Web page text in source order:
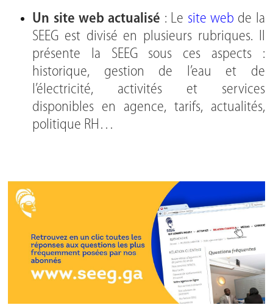
Un site web actualisé : Le site web de la
SEEG est divisé en plusieurs rubriques. Il
présente la SEEG sous ces aspects :
historique, gestion de l’eau et de
l’électricité, activités et services
disponibles en agence, tarifs, actualités,
politique RH…